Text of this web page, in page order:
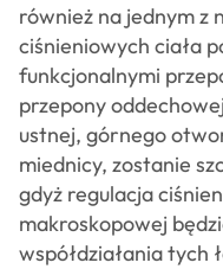
również na jednym z
ciśnieniowych ciała
funkcjonalnymi
przepony
ustnej, górnego
miednicy, zostanie
gdyż regulacja
makroskopowej
współdziałania tych